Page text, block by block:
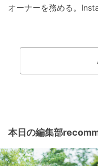
オーナーを務める。
本日の編集部